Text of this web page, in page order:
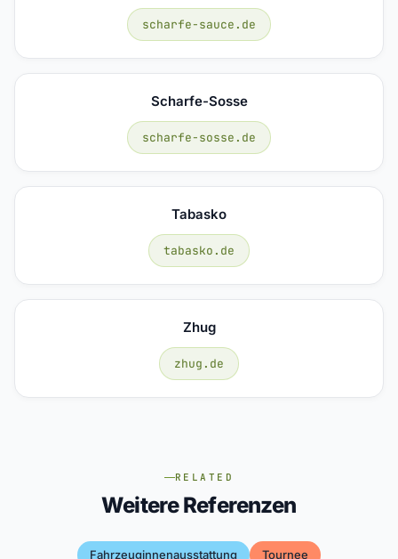
scharfe-sauce.de
Scharfe-Sosse
scharfe-sosse.de
Tabasko
tabasko.de
Zhug
zhug.de
RELATED
Weitere Referenzen
Fahrzeuginnenausstattung Tournee